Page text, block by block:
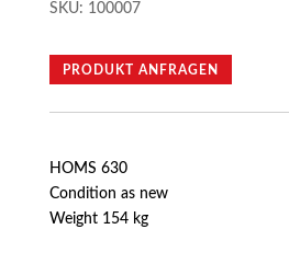
SKU: 100007
PRODUKT ANFRAGEN
HOMS 630
Condition as new
Weight 154 kg